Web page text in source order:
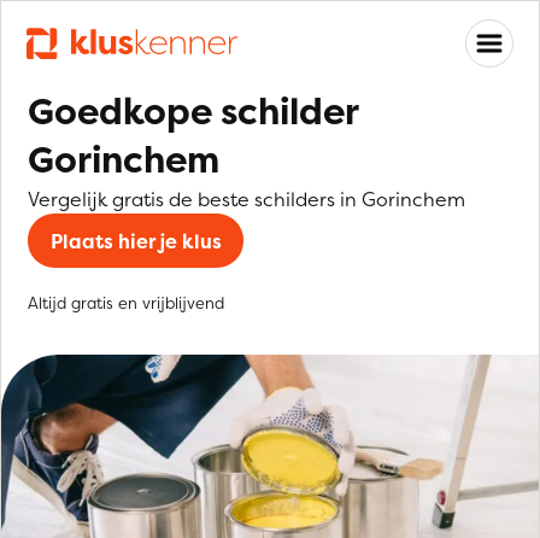
Goedkope schilder
Gorinchem
Vergelijk gratis de beste schilders in Gorinchem
Plaats hier je klus
Altijd gratis en vrijblijvend